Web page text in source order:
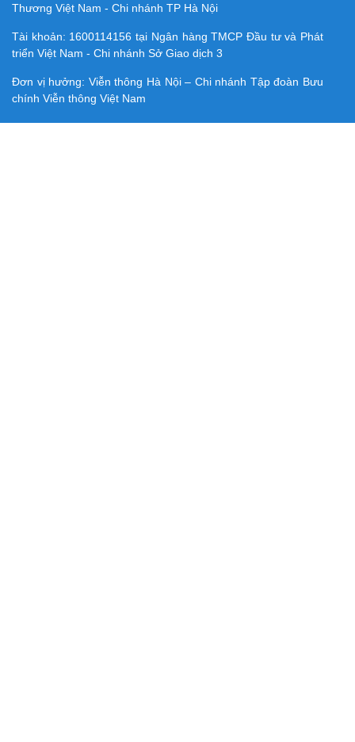
Thương Việt Nam - Chi nhánh TP Hà Nội
Tài khoản: 1600114156 tại Ngân hàng TMCP Ðầu tư và Phát
triển Việt Nam - Chi nhánh Sở Giao dịch 3
Đơn vị hưởng: Viễn thông Hà Nội – Chi nhánh Tập đoàn Bưu
chính Viễn thông Việt Nam